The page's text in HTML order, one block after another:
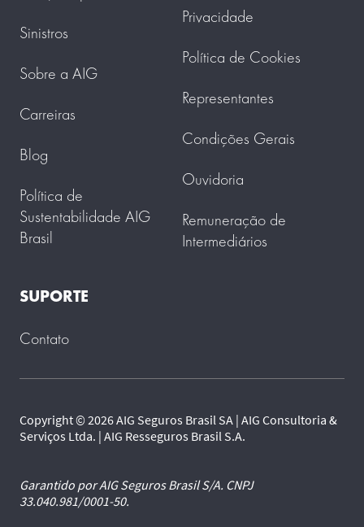
Sinistros
Sobre a AIG
Carreiras
Blog
Política de
Sustentabilidade AIG
Brasil
Privacidade
Política de Cookies
Representantes
Condições Gerais
Ouvidoria
Remuneração de
Intermediários
SUPORTE
Contato
Copyright © 2026 AIG Seguros Brasil SA | AIG Consultoria &
Serviços Ltda. | AIG Resseguros Brasil S.A.
Garantido por AIG Seguros Brasil S/A. CNPJ
33.040.981/0001-50.